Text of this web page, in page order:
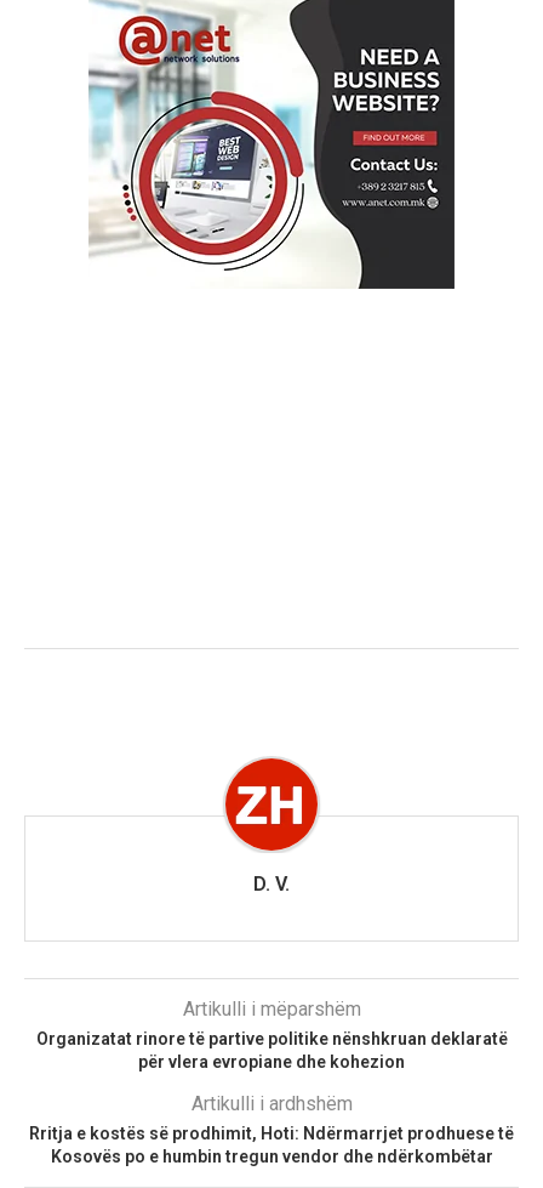
D. V.
Artikulli i mëparshëm
Organizatat rinore të partive politike nënshkruan deklaratë
për vlera evropiane dhe kohezion
Artikulli i ardhshëm
Rritja e kostës së prodhimit, Hoti: Ndërmarrjet prodhuese të
Kosovës po e humbin tregun vendor dhe ndërkombëtar